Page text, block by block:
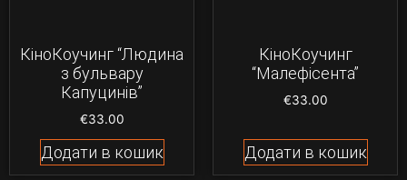
КіноКоучинг “Людина
з бульвару
Капуцинів”
€33.00
Додати в кошик
КіноКоучинг
“Малефісента”
€33.00
Додати в кошик